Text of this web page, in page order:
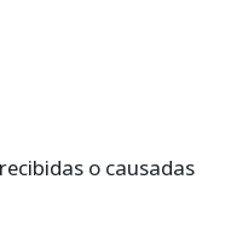
o causadas